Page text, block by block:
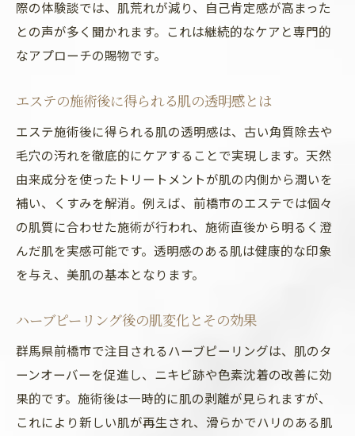
際の体験談では、肌荒れが減り、自己肯定感が高まった
との声が多く聞かれます。これは継続的なケアと専門的
なアプローチの賜物です。
エステの施術後に得られる肌の透明感とは
エステ施術後に得られる肌の透明感は、古い角質除去や
毛穴の汚れを徹底的にケアすることで実現します。天然
由来成分を使ったトリートメントが肌の内側から潤いを
補い、くすみを解消。例えば、前橋市のエステでは個々
の肌質に合わせた施術が行われ、施術直後から明るく澄
んだ肌を実感可能です。透明感のある肌は健康的な印象
を与え、美肌の基本となります。
ハーブピーリング後の肌変化とその効果
群馬県前橋市で注目されるハーブピーリングは、肌のタ
ーンオーバーを促進し、ニキビ跡や色素沈着の改善に効
果的です。施術後は一時的に肌の剥離が見られますが、
これにより新しい肌が再生され、滑らかでハリのある肌